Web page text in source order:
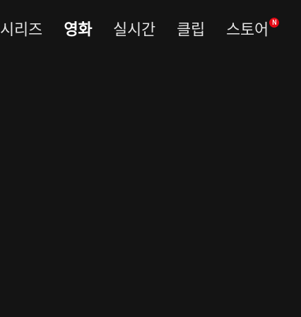
시리즈 영화 실시간 클립 스토어 N